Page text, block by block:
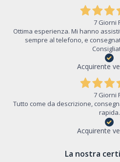
7 Giorni
Ottima esperienza. Mi hanno
sempre al telefono, e
Acquirente
7 Giorni
Tutto come da descrizione,
rapida.
Acquirente
La nostra